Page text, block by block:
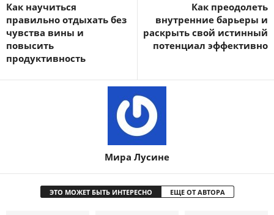
Как научиться
правильно отдыхать без
чувства вины и
повысить
продуктивность
Как преодолеть
внутренние барьеры и
раскрыть свой истинный
потенциал эффективно
Мира Лусине
ЭТО МОЖЕТ БЫТЬ ИНТЕРЕСНО ЕЩЕ ОТ АВТОРА